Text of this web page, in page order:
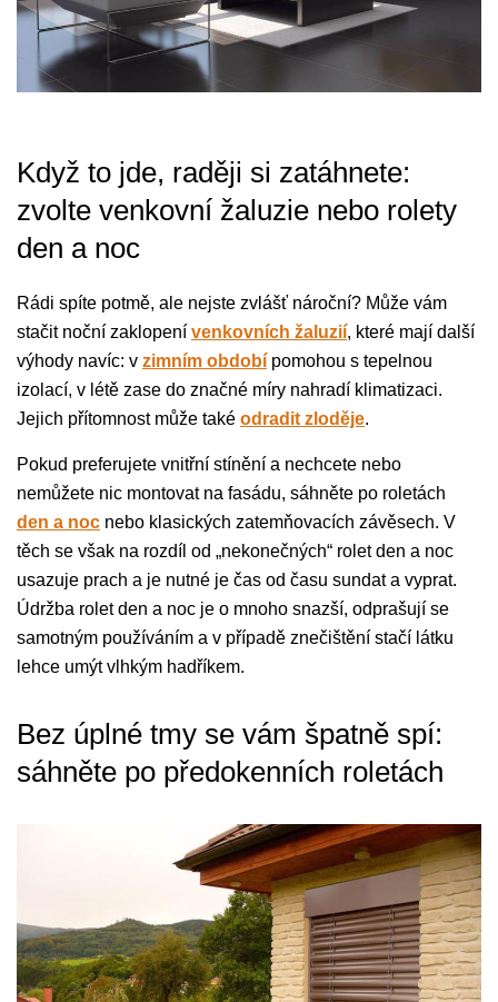
Když to jde, raději si zatáhnete:
zvolte venkovní žaluzie nebo rolety
den a noc
Rádi spíte potmě, ale nejste zvlášť nároční? Může vám
stačit noční zaklopení venkovních žaluzií, které mají další
výhody navíc: v zimním období pomohou s tepelnou
izolací, v létě zase do značné míry nahradí klimatizaci.
Jejich přítomnost může také odradit zloděje.
Pokud preferujete vnitřní stínění a nechcete nebo
nemůžete nic montovat na fasádu, sáhněte po roletách
den a noc nebo klasických zatemňovacích závěsech. V
těch se však na rozdíl od „nekonečných“ rolet den a noc
usazuje prach a je nutné je čas od času sundat a vyprat.
Údržba rolet den a noc je o mnoho snazší, odprašují se
samotným používáním a v případě znečištění stačí látku
lehce umýt vlhkým hadříkem.
Bez úplné tmy se vám špatně spí:
sáhněte po předokenních roletách